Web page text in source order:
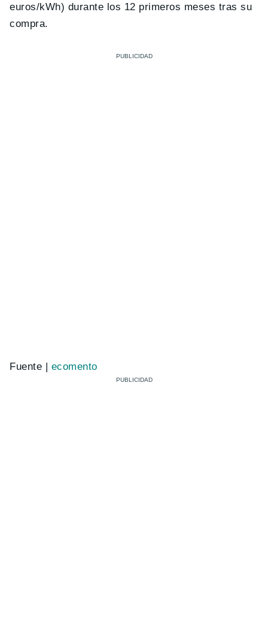
euros/kWh) durante los 12 primeros meses tras su
compra.
Fuente | ecomento